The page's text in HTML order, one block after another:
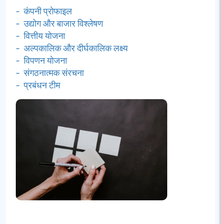
- कंपनी प्रोफाइल
- उद्योग और बाजार विश्लेषण
- वित्तीय योजना
- अल्पकालिक और दीर्घकालिक लक्ष्य
- विपणन योजना
- संगठनात्मक संरचना
- प्रबंधन टीम